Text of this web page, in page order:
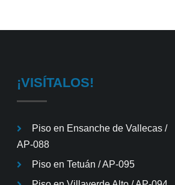
¡VISÍTALOS!
Piso en Ensanche de Vallecas /
AP-088
Piso en Tetuán / AP-095